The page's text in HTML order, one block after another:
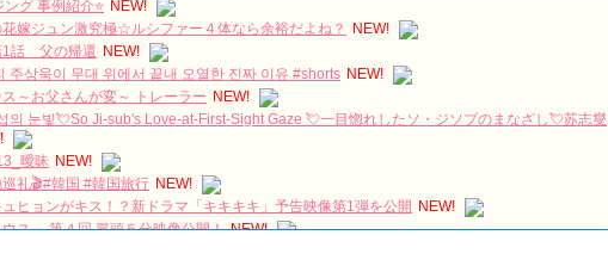
ング 事例紹介⭐️ NEW!
花嫁ジュン激究極☆ルシファー４体なら余裕だよね？
NEW!
話 父の帰還 NEW!
주상욱이 무대 위에서 끝내 오열한 진짜 이유 #shorts NEW!
～お父さんが変～ トレーラー NEW!
의 눈빛💘So Ji-sub's Love-at-First-Sight Gaze 💘一目惚れしたソ・ジソブのまなざし💘苏志燮
曖昧 NEW!
礼🎬#韓国 #韓国旅行 NEW!
ヒョンがキス！？新ドラマ「キキキキ」予告映像第1弾を公開
NEW!
ス 」第４回 冒頭５分映像公開！ NEW!